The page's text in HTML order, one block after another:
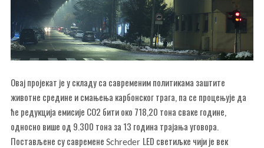
Овај пројекат је у складу са савременим политикама заштите
животне средине и смањења карбонског трага, па се процењује да
ће редукција емисије СО2 бити око 718,20 тона сваке године,
односно више од 9.300 тона за 13 година трајања уговора.
Постављене су савремене Schreder LED светиљке чији је век